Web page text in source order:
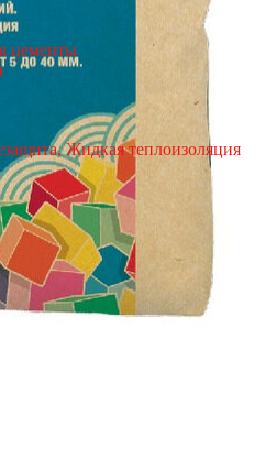
цементы
Жидкая теплоизоляция